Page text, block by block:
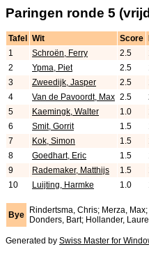
Paringen ronde 5
Tafel Wit Score
1
Schroën, Ferry 2.5
2
Ypma, Piet 2.5
3
Zweedijk, Jasper 2.5
4
Van de Pavoordt, Max 2.5
5
Kaemingk, Walter 1.0
6
Smit, Gorrit 1.5
7
Kok, Simon 1.5
8
Goedhart, Eric 1.5
9
Rademaker, Matthijs 1.5
10
Luijting, Harmke 1.0
Bye
Rindertsma, Chris; Merza,
Donders, Bart; Hollander,
Generated by Swiss Master for